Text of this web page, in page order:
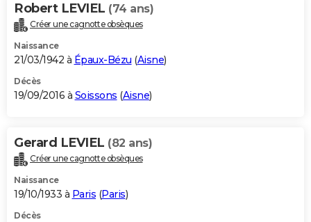
Robert LEVIEL (74 ans)
Créer une cagnotte obsèques
Naissance
21/03/1942 à Épaux-Bézu (Aisne)
Décès
19/09/2016 à Soissons (Aisne)
Gerard LEVIEL (82 ans)
Créer une cagnotte obsèques
Naissance
19/10/1933 à Paris (Paris)
Décès